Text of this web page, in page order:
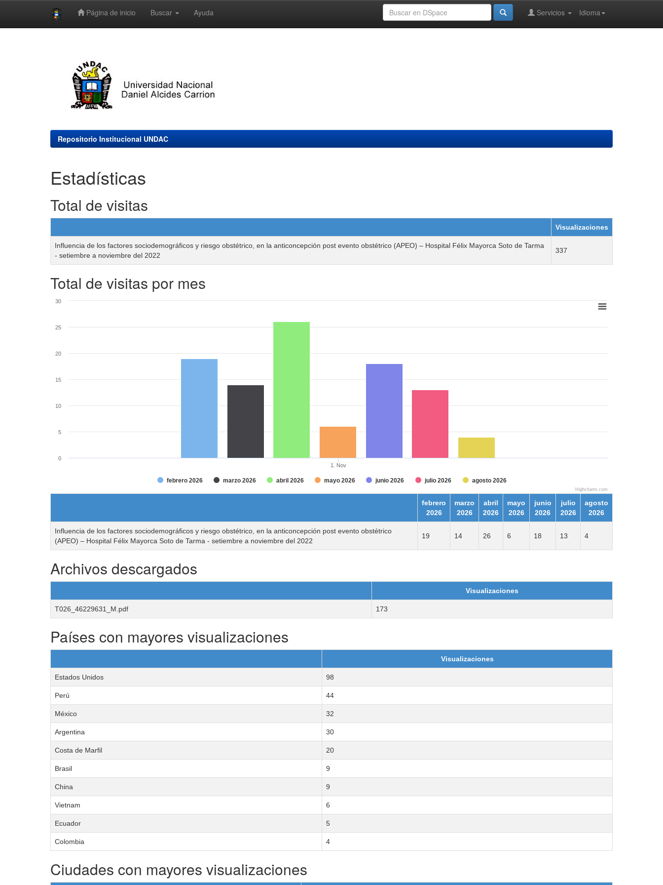
Página de inicio Buscar Ayuda Idioma
Servicios
Repositorio Institucional UNDAC
Estadísticas
Total de visitas
Visualizaciones
Influencia de los factores sociodemográficos y riesgo obstétrico, en la anticoncepción post evento obstétrico (APEO) – Hospital Félix Mayorca Soto de Tarma
- setiembre a noviembre del 2022
337
Total de visitas por mes
febrero 2026 marzo 2026 abril 2026 mayo 2026 junio 2026 julio 2026 agosto 2026
1. Nov
0
5
10
15
20
25
30
Highcharts.com
febrero
2026
marzo
2026
abril
2026
mayo
2026
junio
2026
julio
2026
agosto
2026
Influencia de los factores sociodemográficos y riesgo obstétrico, en la anticoncepción post evento obstétrico
(APEO) – Hospital Félix Mayorca Soto de Tarma - setiembre a noviembre del 2022
19 14 26 6 18 13 4
Archivos descargados
Visualizaciones
T026_46229631_M.pdf 173
Países con mayores visualizaciones
Visualizaciones
Estados Unidos 98
Perú 44
México 32
Argentina 30
Costa de Marfil 20
Brasil 9
China 9
Vietnam 6
Ecuador 5
Colombia 4
Ciudades con mayores visualizaciones